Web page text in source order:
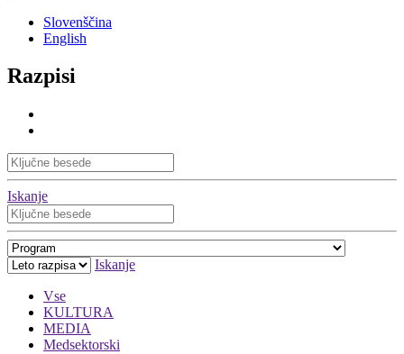
Slovenščina
English
Razpisi
Iskanje
Iskanje
Vse
KULTURA
MEDIA
Medsektorski